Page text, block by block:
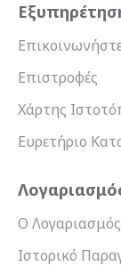
Επιστροφές
Χάρτης
Ευρετήριο
Ο
Ιστορικό